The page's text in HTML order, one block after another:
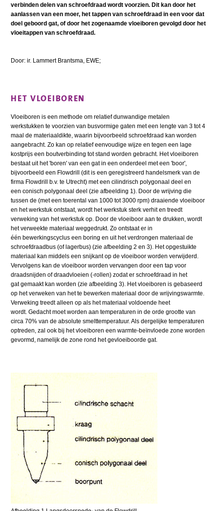
verbinden delen van schroefdraad wordt voorzien. Dit kan door het
aanlassen van een moer, het tappen van schroefdraad in een voor dat
doel geboord gat, of door het zogenaamde vloeiboren gevolgd door het
vloeitappen van schroefdraad.
Door: ir. Lammert Brantsma, EWE;
HET VLOEIBOREN
Vloeiboren is een methode om relatief dunwandige metalen
werkstukken te voorzien van busvormige gaten met een lengte van 3 tot 4
maal de materiaaldikte, waarin bijvoorbeeld schroefdraad kan worden
aangebracht. Zo kan op relatief eenvoudige wijze en tegen een lage
kostprijs een boutverbinding tot stand worden gebracht. Het vloeiboren
bestaat uit het 'boren' van een gat in een onderdeel met een 'boor',
bijvoorbeeld een Flowdrill (dit is een geregistreerd handelsmerk van de
firma Flowdrill b.v. te Utrecht) met een cilindrisch polygonaal deel en
een conisch polygonaal deel (zie afbeelding 1). Door de wrijving die
tussen de (met een toerental van 1000 tot 3000 rpm) draaiende vloeiboor
en het werkstuk ontstaat, wordt het werkstuk sterk verhit en treedt
verweking van het werkstuk op. Door de vloeiboor aan te drukken, wordt
het verweekte materiaal weggedrukt. Zo ontstaat er in
één bewerkingscyclus een boring en uit het verdrongen materiaal de
schroefdraadbus (of lagerbus) (zie afbeelding 2 en 3). Het opgestuikte
materiaal kan middels een snijkant op de vloeiboor worden verwijderd.
Vervolgens kan de vloeiboor worden vervangen door een tap voor
draadsnijden of draadvloeien (-rollen) zodat er schroefdraad in het
gat gemaakt kan worden (zie afbeelding 3). Het vloeiboren is gebaseerd
op het verweken van het te bewerken materiaal door de wrijvingswarmte.
Verweking treedt alleen op als het materiaal voldoende heet
wordt. Gedacht moet worden aan temperaturen in de orde grootte van
circa 70% van de absolute smelttemperatuur. Als dergelijke temperaturen
optreden, zal ook bij het vloeiboren een warmte-beïnvloede zone worden
gevormd, namelijk de zone rond het gevloeiboorde gat.